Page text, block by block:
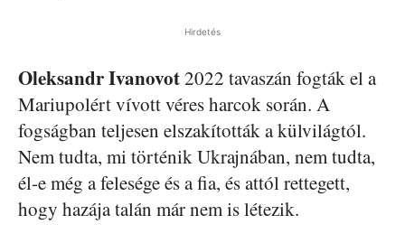
Hirdetés
Oleksandr Ivanovot2022 tavaszán fogták el a
Mariupolért vívott véres harcok során. A
fogságban teljesen elszakították a külvilágtól.
Nem tudta, mi történik Ukrajnában, nem tudta,
él-e még a felesége és a fia, és attól rettegett,
hogy hazája talán már nem is létezik.